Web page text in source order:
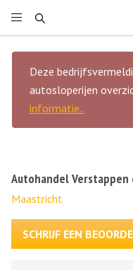
Deze
autosloperijen
informatie..
Autohandel Verstappen
Maastricht
SCHRIJF EEN